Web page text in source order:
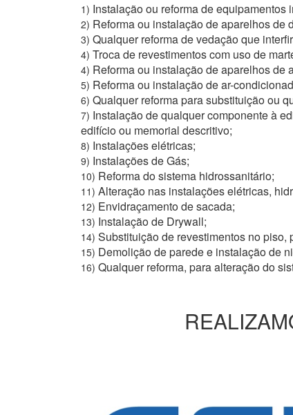
1) Instalação ou reforma de equipamentos
2) Reforma ou instalação de aparelhos de
3) Qualquer reforma de vedação que
4) Troca de revestimentos com uso de
4) Reforma ou instalação de aparelhos de
5) Reforma ou instalação de ar-
6) Qualquer reforma para substituição ou
7) Instalação de qualquer componente à
edifício ou memorial descritivo;
8) Instalações elétricas;
9) Instalações de Gás;
10) Reforma do sistema hidrossanitário;
11) Alteração nas instalações elétricas,
12) Envidraçamento de sacada;
13) Instalação de Drywall;
14) Substituição de revestimentos no piso,
15) Demolição de parede e instalação de
16) Qualquer reforma, para alteração do